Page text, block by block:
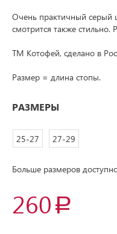
Очень практичный серый
смотрится также
ТМ Котофей, сделано в
Размер = длина стопы.
РАЗМЕРЫ
25-27 27-29
Больше размеров
260